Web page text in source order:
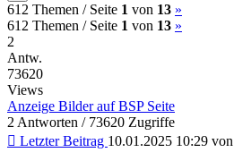
612 Themen / Seite 1 von 13 (current)
»
612 Themen / Seite 1 von 13 (current)
»
2
Antw.
73620
Views
Anzeige Bilder auf BSP Seite
2 Antworten / 73620 Zugriffe
Letzter Beitrag 10.01.2025 10:29 von